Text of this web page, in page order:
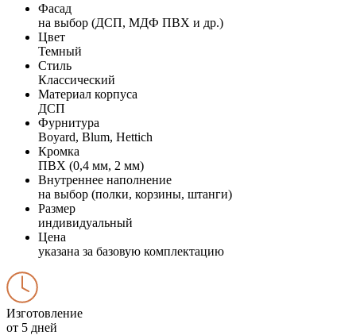
Фасад
на выбор (ДСП, МДФ ПВХ и др.)
Цвет
Темный
Стиль
Классический
Материал корпуса
ДСП
Фурнитура
Boyard, Blum, Hettich
Кромка
ПВХ (0,4 мм, 2 мм)
Внутреннее наполнение
на выбор (полки, корзины, штанги)
Размер
индивидуальный
Цена
указана за базовую комплектацию
Изготовление
от 5 дней